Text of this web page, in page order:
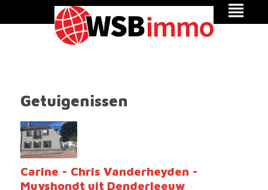
Getuigenissen
Carine - Chris Vanderheyden -
Muyshondt uit Denderleeuw